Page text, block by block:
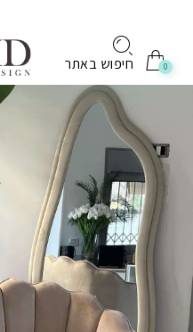
חיפוש באתר 0